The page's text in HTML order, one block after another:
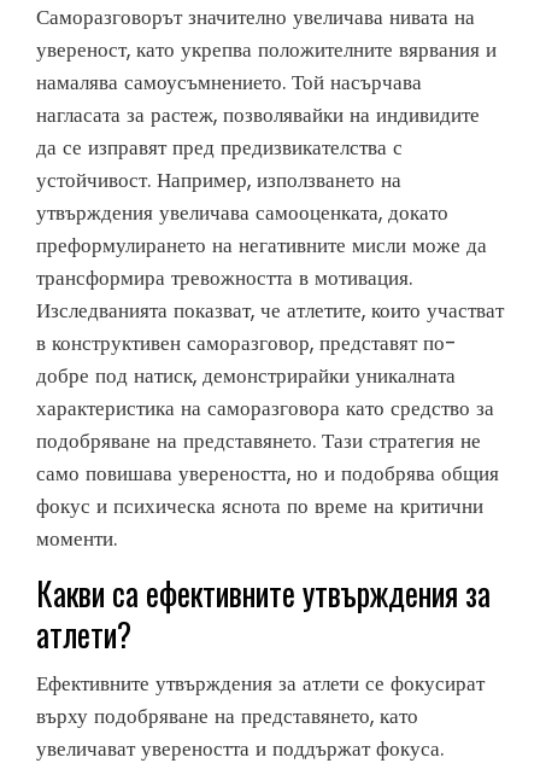
Саморазговорът значително увеличава нивата на
увереност, като укрепва положителните вярвания и
намалява самоусъмнението. Той насърчава
нагласата за растеж, позволявайки на индивидите
да се изправят пред предизвикателства с
устойчивост. Например, използването на
утвърждения увеличава самооценката, докато
преформулирането на негативните мисли може да
трансформира тревожността в мотивация.
Изследванията показват, че атлетите, които участват
в конструктивен саморазговор, представят по-
добре под натиск, демонстрирайки уникалната
характеристика на саморазговора като средство за
подобряване на представянето. Тази стратегия не
само повишава увереността, но и подобрява общия
фокус и психическа яснота по време на критични
моменти.
Какви са ефективните утвърждения за
атлети?
Ефективните утвърждения за атлети се фокусират
върху подобряване на представянето, като
увеличават увереността и поддържат фокуса.